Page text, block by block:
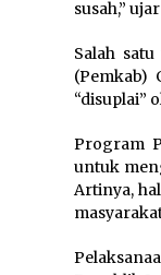
susah,”
Salah
(Pemkab)
“disuplai”
Program
untuk
Artinya,